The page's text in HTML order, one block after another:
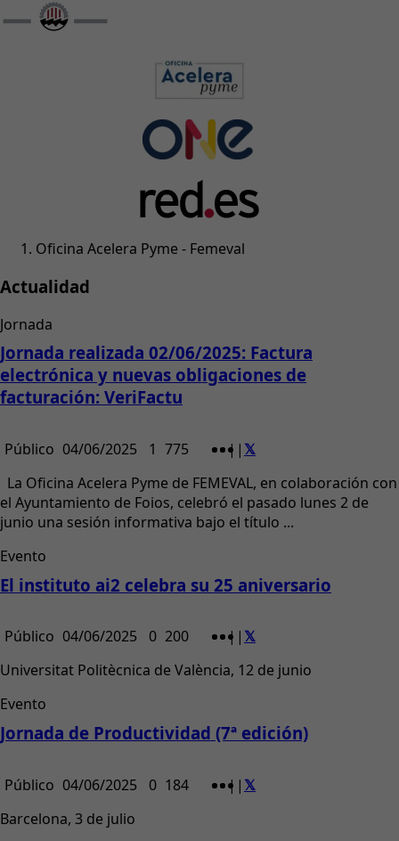
Oficina Acelera Pyme - Femeval
Actualidad
Jornada
Jornada realizada 02/06/2025: Factura
electrónica y nuevas obligaciones de
facturación: VeriFactu
Público 04/06/2025 1 775 | |
La Oficina Acelera Pyme de FEMEVAL, en colaboración con
el Ayuntamiento de Foios, celebró el pasado lunes 2 de
junio una sesión informativa bajo el título ...
Evento
El instituto ai2 celebra su 25 aniversario
Público 04/06/2025 0 200 | |
Universitat Politècnica de València, 12 de junio
Evento
Jornada de Productividad (7ª edición)
Público 04/06/2025 0 184 | |
Barcelona, 3 de julio